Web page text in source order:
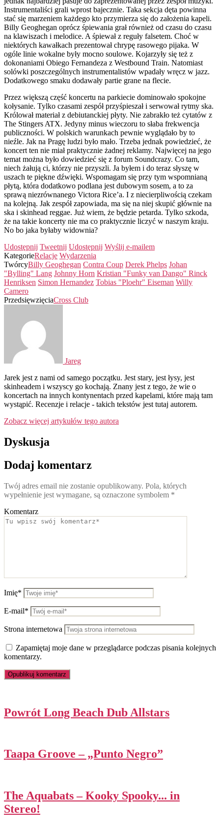
Instrumentaliści grali wprost bajecznie. Taka sekcja dęta powinna
stać się marzeniem każdego kto przymierza się do założenia kapeli.
Billy Geoghegan oprócz śpiewania grał również od czasu do czasu
na klawiszach i melodice. A śpiewał z reguły falsetem. Choć w
niektórych kawałkach prezentował chrypę rasowego pijaka. W
ogóle linie wokalne były mocno soulowe. Kojarzyły się też z
dokonaniami Obiego Fernandeza z Westbound Train. Natomiast
solówki poszczególnych instrumentalistów wpadały wręcz w jazz.
Dodatkowego smaku dodawały partie grane na flecie.
Przez większą część koncertu na parkiecie dominowało spokojne
kołysanie. Tylko czasami zespół przyśpieszał i serwował rytmy ska.
Królował materiał z debiutanckiej płyty. Nie zabrakło też cytatów z
The Stingers ATX. Jedyny minus wieczoru to słaba frekwencja
publiczności. W polskich warunkach pewnie wyglądało by to
nieźle. Jak na Pragę ludzi było mało. Trzeba jednak powiedzieć, że
koncert ten nie miał praktycznie żadnej reklamy. Najwięcej na jego
temat można było dowiedzieć się z forum Soundcrazy. Co tam,
niech żałują ci, którzy nie przyszli. Ja byłem i do teraz słyszę w
uszach te piękne dźwięki. Wspomagam się przy tym wspomnianą
płytą, która dodatkowo podlana jest dubowym sosem, a to za
sprawą niezrównanego Victora Rice’a. I z niecierpliwością czekam
na kolejną. Jak zespół zapowiada, ma się na niej skupić głównie na
ska i skinhead reggae. Już wiem, że będzie petarda. Tylko szkoda,
że na takie koncerty nie ma co praktycznie liczyć w naszym kraju.
No bo jaka byłaby widownia?
Udostępnij Tweetnij Udostępnij Wyślij e-mailem
KategorieRelacje Wydarzenia
TwórcyBilly Geoghegan Contra Coup Derek Phelps Johan
"Bylling" Lang Johnny Horn Kristian "Funky van Dango" Rinck
Henriksen Simon Hernandez Tobias "Ploehr" Eiseman Willy
Camero
PrzedsięwzięciaCross Club
Jareg
Jarek jest z nami od samego początku. Jest stary, jest łysy, jest
skinheadem i wszyscy go kochają. Znany jest z tego, że wie o
koncertach na innych kontynentach przed kapelami, które mają tam
wystąpić. Recenzje i relacje - takich tekstów jest tutaj autorem.
Zobacz więcej artykułów tego autora
Dyskusja
Dodaj komentarz
Twój adres email nie zostanie opublikowany. Pola, których
wypełnienie jest wymagane, są oznaczone symbolem *
Komentarz
Imię*
E-mail*
Strona internetowa
Zapamiętaj moje dane w przeglądarce podczas pisania kolejnych
komentarzy.
Powrót Long Beach Dub Allstars
Taapa Groove – „Punto Negro”
The Aquabats – Kooky Spooky​.​.​. in
Stereo!